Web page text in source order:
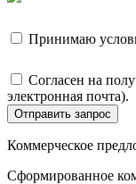
Принимаю
Согласен на
электронная почта).
Отправить запрос
Коммерческое
Сформированное